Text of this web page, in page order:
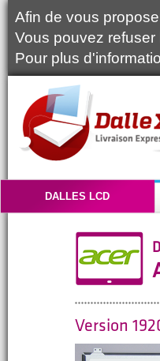
Afin de vous
Vous pouvez
Pour plus
DALLES LCD
Version